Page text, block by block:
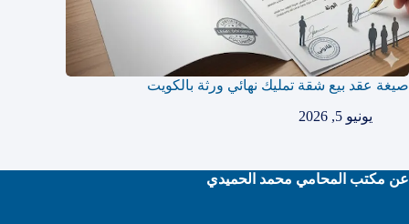
صيغة عقد بيع شقة تمليك نهائي ورثة بالكويت
يونيو 5, 2026
عن مكتب المحامي محمد الحميدي